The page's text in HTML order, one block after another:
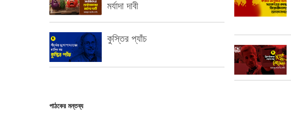
মর্যাদা দাবী
কুস্তির প্যাঁচ
পাঠকের মন্তব্য